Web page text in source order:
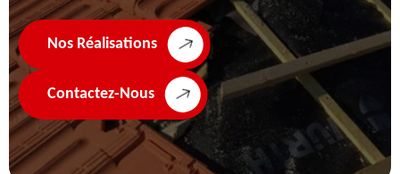
Nos Réalisations
Contactez-Nous